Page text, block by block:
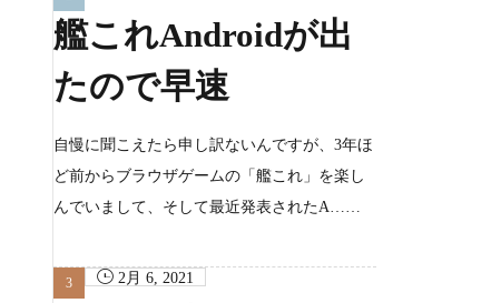
艦これAndroidが出
たので早速
自慢に聞こえたら申し訳ないんですが、3年ほ
ど前からブラウザゲームの「艦これ」を楽し
んでいまして、そして最近発表されたA……
2月 6, 2021